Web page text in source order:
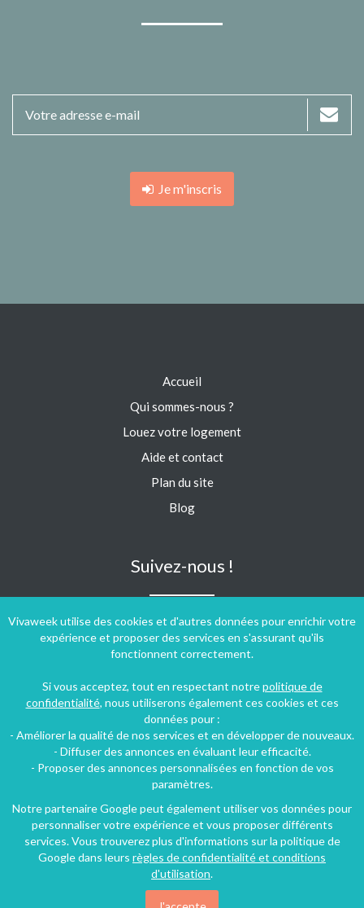
Je m'inscris
Vivaweek utilise des cookies et d'autres données pour enrichir votre
expérience et proposer des services en s'assurant qu'ils
fonctionnent correctement.
Si vous acceptez, tout en respectant notrepolitique de
confidentialité, nous utiliserons également ces cookies et ces
données pour :
- Améliorer la qualité de nos services et en développer de nouveaux.
- Diffuser des annonces en évaluant leur efficacité.
- Proposer des annonces personnalisées en fonction de vos
paramètres.
Notre partenaire Google peut également utiliser vos données pour
personnaliser votre expérience et vous proposer différents
services. Vous trouverez plus d'informations sur la politique de
Google dans leurs règles de confidentialité et conditions
d'utilisation.
Accueil
Qui sommes-nous ?
Louez votre logement
Aide et contact
Plan du site
Blog
Suivez-nous !
Conditions générales d'utilisation- Politique de confidentialité
Copyright © 2009 ‐ 2026 Vivaweek ‐ Tous droits réservés ‐
Dernière mise à jour du site : 08 août 2026